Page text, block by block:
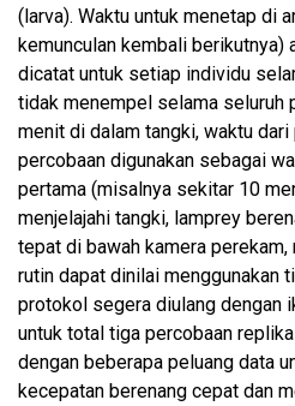
(larva). Waktu untuk menetap di
kemunculan kembali berikutnya)
dicatat untuk setiap individu
tidak menempel selama seluruh
menit di dalam tangki, waktu
percobaan digunakan sebagai
pertama (misalnya sekitar 10
menjelajahi tangki, lamprey
tepat di bawah kamera
rutin dapat dinilai menggunakan
protokol segera diulang dengan
untuk total tiga percobaan
dengan beberapa peluang data
kecepatan berenang cepat dan